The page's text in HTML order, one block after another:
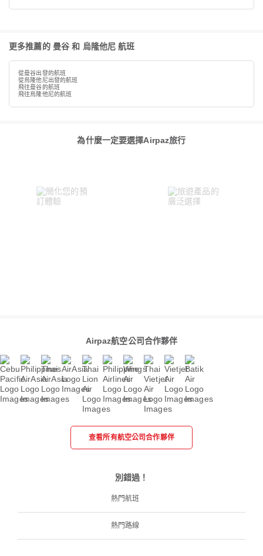
更多推薦的 曼谷 和 烏隆他尼 航班
從曼谷出發的航班
從烏隆他尼出發的航班
飛往曼谷的航班
飛往烏隆他尼的航班
為什麼一定要選擇Airpaz旅行
Airpaz航空公司合作夥伴
查看所有航空公司合作夥伴
別錯過！
熱門航班
熱門路線